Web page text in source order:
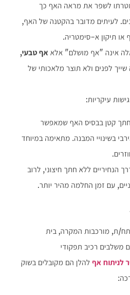
לשפר את מראה האף כך
לעיתים מדובר בהקטנה של האף,
או תיקון א-סימטריה.
אינה "אף מושלם" אלא אף טבעי,
לפנים ולא תוצר מלאכותי של
עיקריות:
קטן בבסיס האף שמאפשר
בשינויי המבנה. מתאימה במיוחד
הנחיריים ללא חתך חיצוני, לרוב
עם זמן החלמה מהיר יותר.
ת, מורכבות המקרה, בית
משלבים רכיב תפקודי
לניתוח אף להלן הם מקובלים בשוק